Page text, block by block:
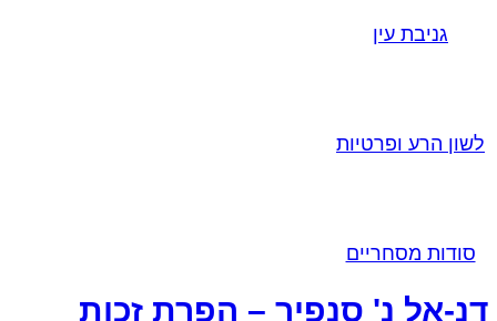
גניבת עין
לשון הרע ופרטיות
סודות מסחריים
דנ-אל נ' סנפיר – הפרת זכות